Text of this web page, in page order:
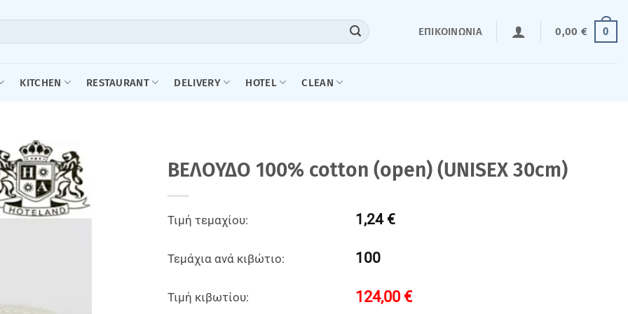
ΕΠΙΚΟΙΝΩΝΊΑ 0,00 € 0
KITCHEN RESTAURANT DELIVERY HOTEL CLEAN
ΒΕΛΟΥΔΟ 100% cotton (open) (UNISEX 30cm)
Τιμή τεμαχίου: 1,24 €
Τεμάχια ανά κιβώτιο: 100
Τιμή κιβωτίου: 124,00 €